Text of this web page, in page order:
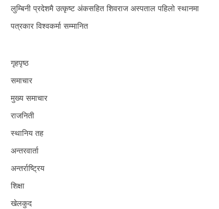
लुम्बिनी प्रदेशमै उत्कृष्ट अंकसहित शिवराज अस्पताल पहिलो स्थानमा
पत्रकार विश्वकर्मा सम्मानित
गृहपृष्ठ
समाचार
मुख्य समाचार
राजनिती
स्थानिय तह
अन्तरवार्ता
अन्तर्राष्ट्रिय
शिक्षा
खेलकुद